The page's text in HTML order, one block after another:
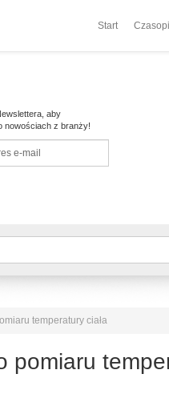
Start
aby
nowościach z branży!
temperatury ciała